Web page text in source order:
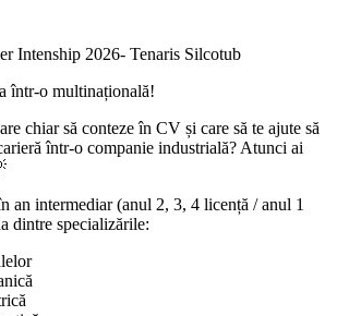
Intenship 2026- Tenaris Silcotub
într-o multinațională!
chiar să conteze în CV și care să te ajute să
într-o companie industrială? Atunci ai
an intermediar (anul 2, 3, 4 licență / anul 1
dintre specializările: